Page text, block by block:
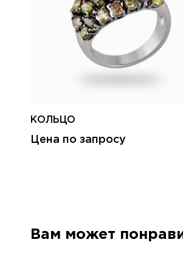
КОЛЬЦО
Цена по запросу
Вам может